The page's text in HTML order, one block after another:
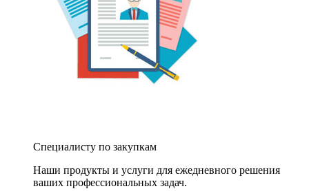
Специалисту по закупкам
Наши продукты и услуги для ежедневного решения
ваших профессиональных задач.